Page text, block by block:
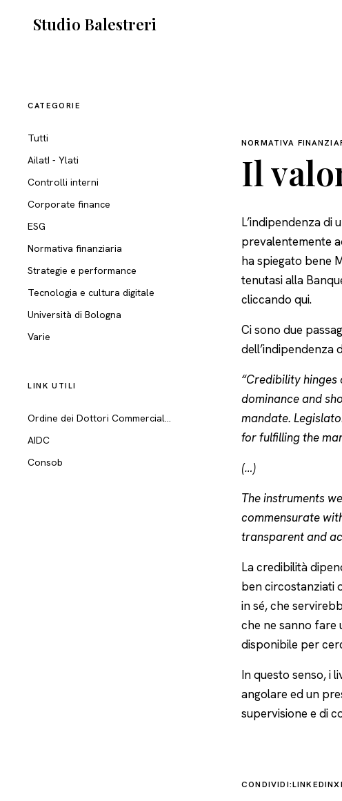
Studio Balestreri
CATEGORIE
Tutti
AilatI - Ylati
Controlli interni
Corporate finance
ESG
Normativa finanziaria
Strategie e performance
Tecnologia e cultura digitale
Università di Bologna
Varie
LINK UTILI
AIDC
Consob
NORMATIVA
Il
L’indipendenza di
prevalentemente
ha spiegato bene
tenutasi alla
cliccandoqui.
Ci sono due
dell’indipendenza
“Credibility
dominance and
mandate.
for fulfilling the
(…)
The instruments
commensurate
transparent and
La credibilità
ben circostanziati
in sé, che
che ne sanno fare
disponibile per
In questo senso, i
angolare ed un
supervisione e di
CONDIVIDI:LINKEDINX